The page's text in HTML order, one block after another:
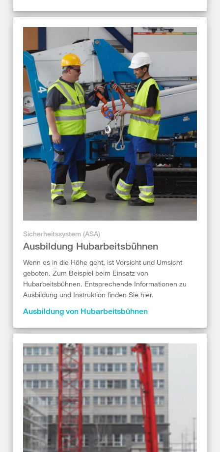
Sicherheitssystem (ASA)
Ausbildung Hubarbeitsbühnen
Wenn es in die Höhe geht, ist Vorsicht und Umsicht
geboten. Zum Beispiel beim Einsatz von
Hubarbeitsbühnen. Entsprechende Informationen zu
Ausbildung und Instruktion finden Sie hier.
Ausbildung von Hubarbeitsbühnen